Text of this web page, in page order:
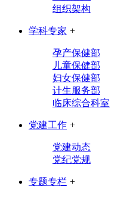
组织架构
学科专家 +
孕产保健部
儿童保健部
妇女保健部
计生服务部
临床综合科室
党建工作 +
党建动态
党纪党规
专题专栏 +